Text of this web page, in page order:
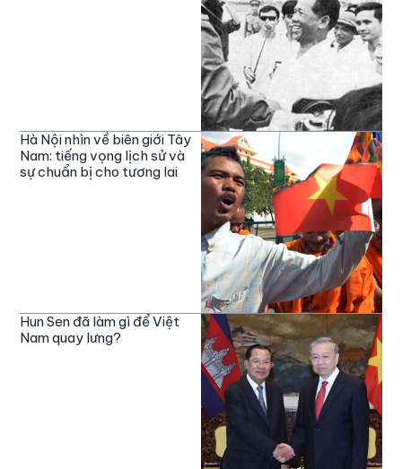
Hà Nội nhìn về biên giới Tây
Nam: tiếng vọng lịch sử và
sự chuẩn bị cho tương lai
Hun Sen đã làm gì để Việt
Nam quay lưng?